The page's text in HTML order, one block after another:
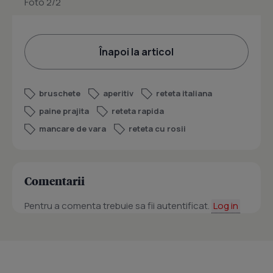
Înapoi la articol
bruschete aperitiv
reteta italiana
paine prajita
reteta rapida
mancare de vara
reteta cu rosii
Comentarii
Pentru a comenta trebuie sa fii autentificat. Log in